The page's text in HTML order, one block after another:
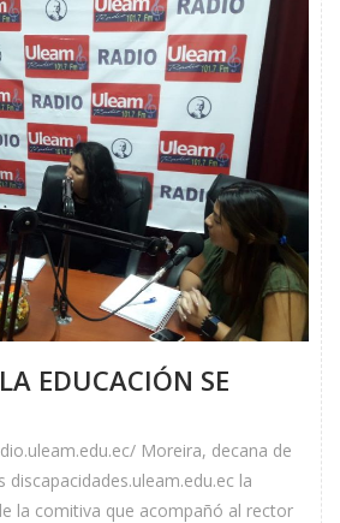
EDUCACIÓN SE
Moreira, decana de
discapacidades.uleam.edu.ec la
la comitiva que acompañó al rector